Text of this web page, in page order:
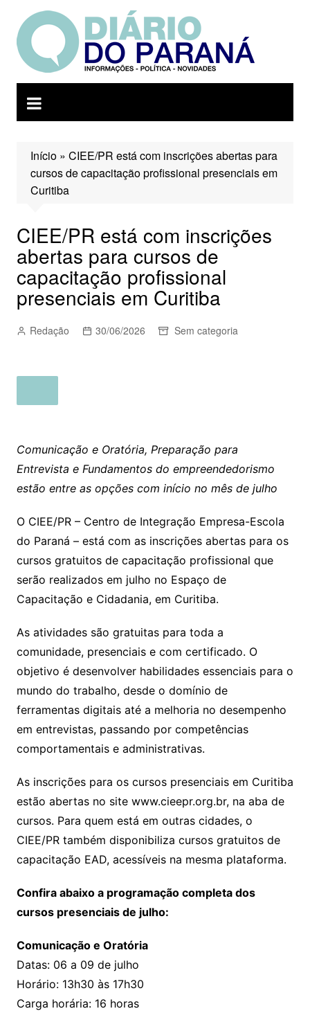
para
conteúdo
Início» CIEE/PR está com inscrições abertas para
cursos de capacitação profissional presenciais em
Curitiba
CIEE/PR está com inscrições
abertas para cursos de
capacitação profissional
presenciais em Curitiba
Redação 30/06/2026 Sem categoria
Comunicação e Oratória, Preparação para
Entrevista e Fundamentos do empreendedorismo
estão entre as opções com início no mês de julho
O CIEE/PR – Centro de Integração Empresa-Escola
do Paraná – está com as inscrições abertas para os
cursos gratuitos de capacitação profissional que
serão realizados em julho no Espaço de
Capacitação e Cidadania, em Curitiba.
As atividades são gratuitas para toda a
comunidade, presenciais e com certificado. O
objetivo é desenvolver habilidades essenciais para o
mundo do trabalho, desde o domínio de
ferramentas digitais até a melhoria no desempenho
em entrevistas, passando por competências
comportamentais e administrativas.
As inscrições para os cursos presenciais em Curitiba
estão abertas no site www.cieepr.org.br, na aba de
cursos. Para quem está em outras cidades, o
CIEE/PR também disponibiliza cursos gratuitos de
capacitação EAD, acessíveis na mesma plataforma.
Confira abaixo a programação completa dos
cursos presenciais de julho:
Comunicação e Oratória
Datas: 06 a 09 de julho
Horário: 13h30 às 17h30
Carga horária: 16 horas